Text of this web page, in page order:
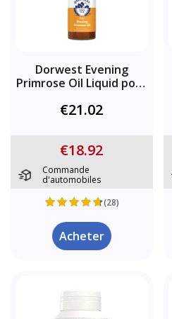
Dorwest Evening
Primrose Oil Liquid pour
€21.02
€18.92
Commande
d'automobiles
(28)
Acheter